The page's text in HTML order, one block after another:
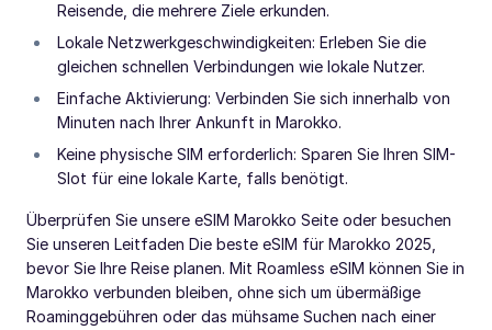
Reisende, die mehrere Ziele erkunden.
Lokale Netzwerkgeschwindigkeiten: Erleben Sie die
gleichen schnellen Verbindungen wie lokale Nutzer.
Einfache Aktivierung: Verbinden Sie sich innerhalb von
Minuten nach Ihrer Ankunft in Marokko.
Keine physische SIM erforderlich: Sparen Sie Ihren SIM-
Slot für eine lokale Karte, falls benötigt.
Überprüfen Sie unsere eSIM Marokko Seite oder besuchen
Sie unseren Leitfaden Die beste eSIM für Marokko 2025,
bevor Sie Ihre Reise planen. Mit Roamless eSIM können Sie in
Marokko verbunden bleiben, ohne sich um übermäßige
Roaminggebühren oder das mühsame Suchen nach einer